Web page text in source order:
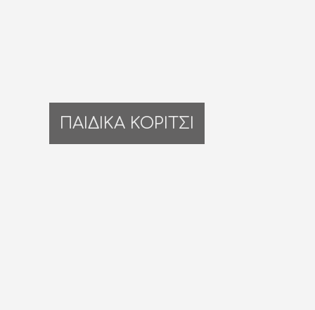
ΠΑΙΔΙΚΑ ΚΟΡΙΤΣΙ